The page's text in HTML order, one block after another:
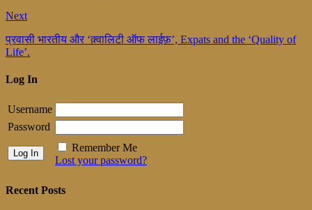
Next
प्रवासी भारतीय और ‘क़्वालिटी ऑफ लाईफ़’, Expats and the ‘Quality of
Life’.
Log In
Username
Password
Remember Me
Lost your password?
Recent Posts